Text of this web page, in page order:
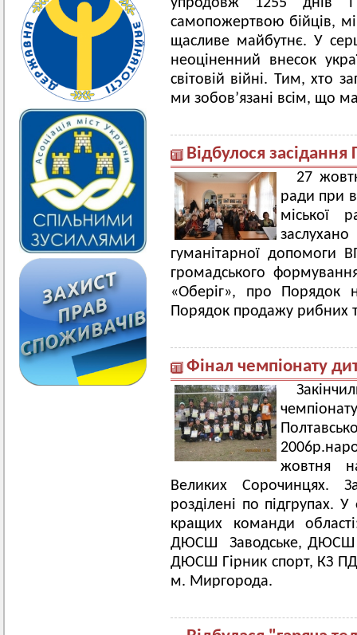
упродовж 1255 днів і
самопожертвою бійців,
щасливе майбутнє. У
неоціненний внесок
світовій війні. Тим, хто
ми зобов’язані всім, що
Відбулося
27
ради при
міської
гуманітарної допомоги
громадського
«Оберіг», про Порядок
Порядок продажу рибних
Фінал чемпіонату
жовтня
Великих Сорочинцях.
розділені по підгрупах.
кращих команди
ДЮСШ Заводське, ДЮСШ
ДЮСШ Гірник спорт, КЗ
м. Миргорода.